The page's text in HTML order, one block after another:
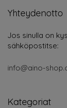
Yhteydenotto
Jos sinulla on
sähköpostitse:
info@aino-
Kategoriat